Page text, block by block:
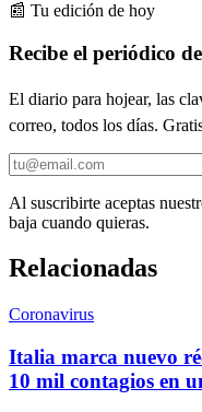
📰 Tu edición de hoy
Recibe el periódico
El diario para hojear, las
correo, todos los días.
Al suscribirte aceptas
baja cuando quieras.
Relacionadas
Coronavirus
Italia marca nuevo
10 mil contagios en